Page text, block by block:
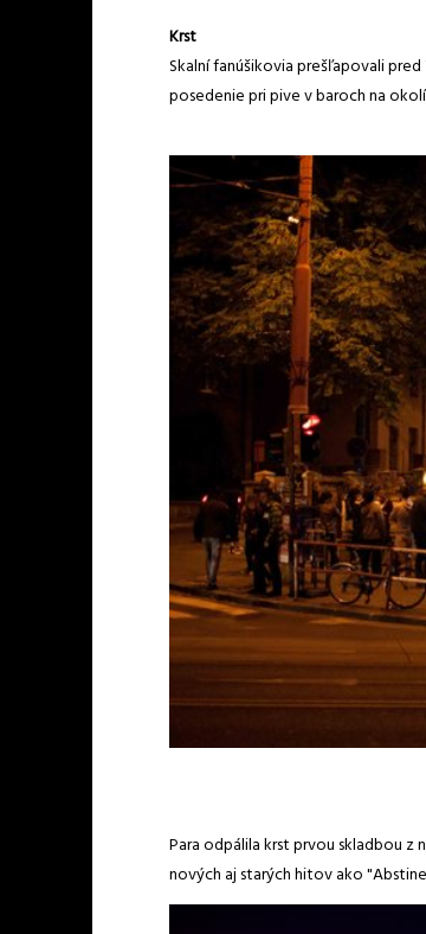
Krst
Skalní fanúšikovia prešľapovali
posedenie pri pive v baroch na
Para odpálila krst prvou skladbou z
nových aj starých hitov ako